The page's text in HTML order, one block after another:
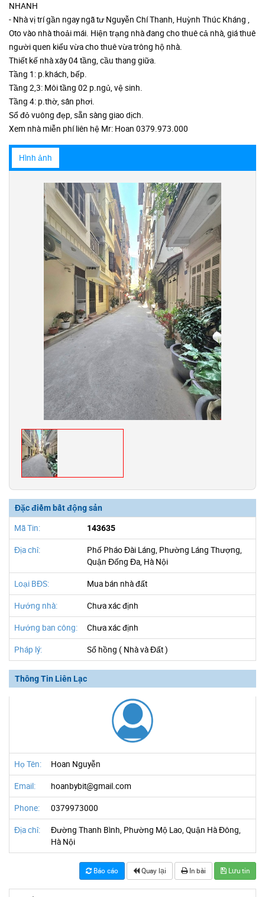
NHANH
- Nhà vị trí gần ngay ngã tư Nguyễn Chí Thanh, Huỳnh Thúc Kháng ,
Oto vào nhà thoải mái. Hiện trạng nhà đang cho thuê cả nhà, giá thuê
người quen kiểu vừa cho thuê vừa trông hộ nhà.
Thiết kế nhà xây 04 tầng, cầu thang giữa.
Tầng 1: p.khách, bếp.
Tầng 2,3: Môi tầng 02 p.ngủ, vệ sinh.
Tầng 4: p.thờ, sân phơi.
Sổ đỏ vuông đẹp, sẵn sàng giao dịch.
Xem nhà miễn phí liên hệ Mr: Hoan 0379.973.000
Hình ảnh
Đặc điểm bất động sản
Mã Tin: 143635
Địa chỉ:
Phố Pháo Đài Láng, Phường Láng Thượng,
Quận Đống Đa, Hà Nội
Loại BĐS: Mua bán nhà đất
Hướng nhà: Chưa xác định
Hướng ban công: Chưa xác định
Pháp lý: Sổ hồng ( Nhà và Đất )
Thông Tin Liên Lạc
Họ Tên: Hoan Nguyễn
Email: hoanbybit@gmail.com
Phone: 0379973000
Địa chỉ:
Đường Thanh Bình, Phường Mộ Lao, Quận Hà Đông,
Hà Nội
Báo cáo Quay lại In bài Lưu tin